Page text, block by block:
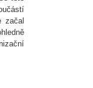
začal